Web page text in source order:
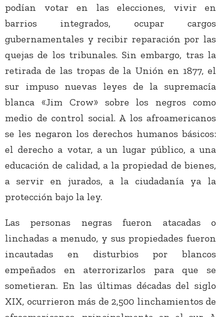
podían votar en las elecciones, vivir en
barrios integrados, ocupar cargos
gubernamentales y recibir reparación por las
quejas de los tribunales. Sin embargo, tras la
retirada de las tropas de la Unión en 1877, el
sur impuso nuevas leyes de la supremacía
blanca «Jim Crow» sobre los negros como
medio de control social. A los afroamericanos
se les negaron los derechos humanos básicos:
el derecho a votar, a un lugar público, a una
educación de calidad, a la propiedad de bienes,
a servir en jurados, a la ciudadanía ya la
protección bajo la ley.
Las personas negras fueron atacadas o
linchadas a menudo, y sus propiedades fueron
incautadas en disturbios por blancos
empeñados en aterrorizarlos para que se
sometieran. En las últimas décadas del siglo
XIX, ocurrieron más de 2,500 linchamientos de